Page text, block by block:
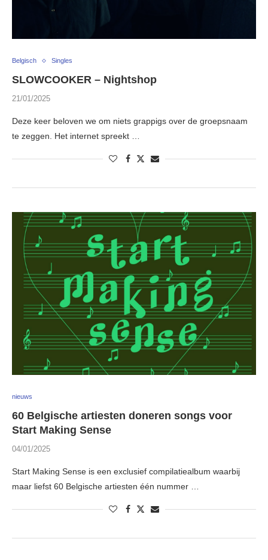
Belgisch Singles
SLOWCOOKER – Nightshop
21/01/2025
Deze keer beloven we om niets grappigs over de groepsnaam
te zeggen. Het internet spreekt …
nieuws
60 Belgische artiesten doneren songs voor
Start Making Sense
04/01/2025
Start Making Sense is een exclusief compilatiealbum waarbij
maar liefst 60 Belgische artiesten één nummer …